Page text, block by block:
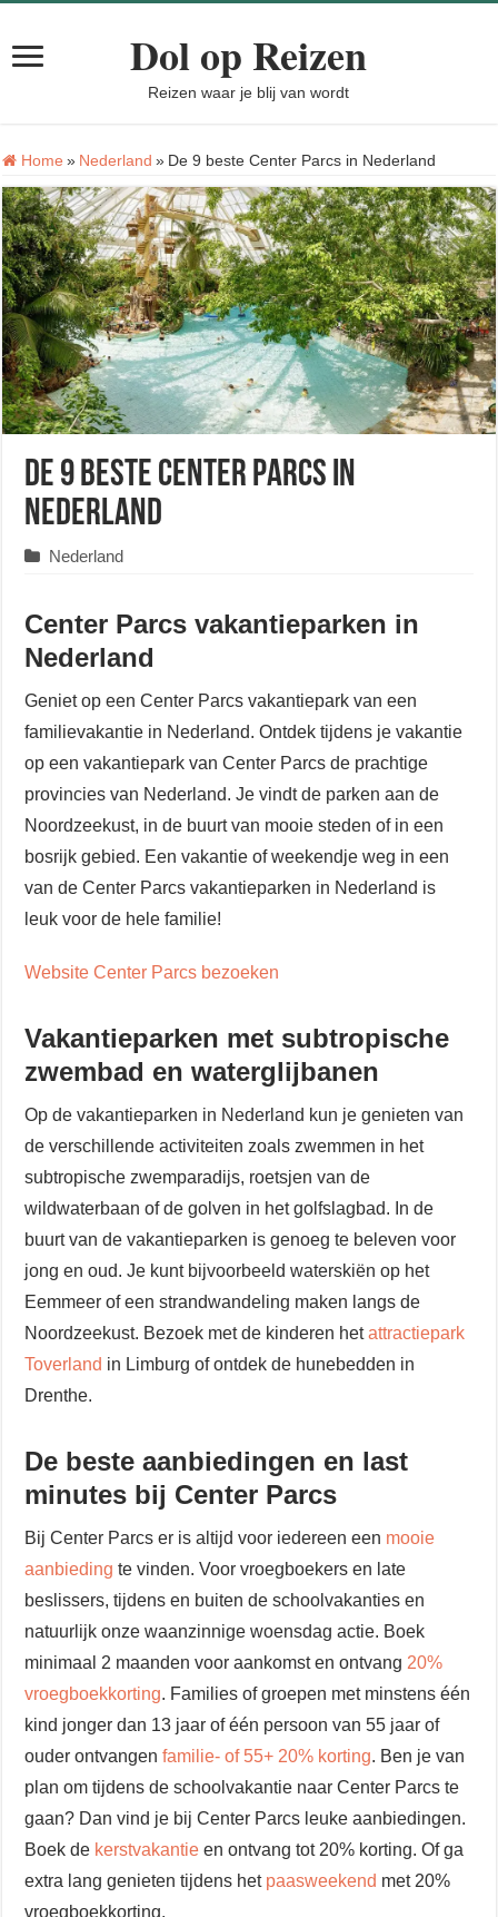
Dol op Reizen
Reizen waar je blij van wordt
Home » Nederland » De 9 beste Center Parcs in Nederland
De 9 beste Center Parcs in
Nederland
Nederland
Center Parcs vakantieparken in
Nederland
Geniet op een Center Parcs vakantiepark van een
familievakantie in Nederland. Ontdek tijdens je vakantie
op een vakantiepark van Center Parcs de prachtige
provincies van Nederland. Je vindt de parken aan de
Noordzeekust, in de buurt van mooie steden of in een
bosrijk gebied. Een vakantie of weekendje weg in een
van de Center Parcs vakantieparken in Nederland is
leuk voor de hele familie!
Website Center Parcs bezoeken
Vakantieparken met subtropische
zwembad en waterglijbanen
Op de vakantieparken in Nederland kun je genieten van
de verschillende activiteiten zoals zwemmen in het
subtropische zwemparadijs, roetsjen van de
wildwaterbaan of de golven in het golfslagbad. In de
buurt van de vakantieparken is genoeg te beleven voor
jong en oud. Je kunt bijvoorbeeld waterskiën op het
Eemmeer of een strandwandeling maken langs de
Noordzeekust. Bezoek met de kinderen hetattractiepark
Toverland in Limburg of ontdek de hunebedden in
Drenthe.
De beste aanbiedingen en last
minutes bij Center Parcs
Bij Center Parcs er is altijd voor iedereen een mooie
aanbieding te vinden. Voor vroegboekers en late
beslissers, tijdens en buiten de schoolvakanties en
natuurlijk onze waanzinnige woensdag actie. Boek
minimaal 2 maanden voor aankomst en ontvang 20%
vroegboekkorting. Families of groepen met minstens één
kind jonger dan 13 jaar of één persoon van 55 jaar of
ouder ontvangenfamilie- of 55+ 20% korting. Ben je van
plan om tijdens de schoolvakantie naar Center Parcs te
gaan? Dan vind je bij Center Parcs leuke aanbiedingen.
Boek de kerstvakantie en ontvang tot 20% korting. Of ga
extra lang genieten tijdens het paasweekend met 20%
vroegboekkorting.